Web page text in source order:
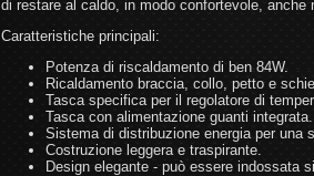
di restare al caldo, in modo confortevole, anche
Caratteristiche principali:
Potenza di riscaldamento di ben 84W.
Ricaldamento braccia, collo, petto e
Tasca specifica per il regolatore di
Tasca con alimentazione guanti integrata.
Sistema di distribuzione energia per una
Costruzione leggera e traspirante.
Design elegante - può essere indossata